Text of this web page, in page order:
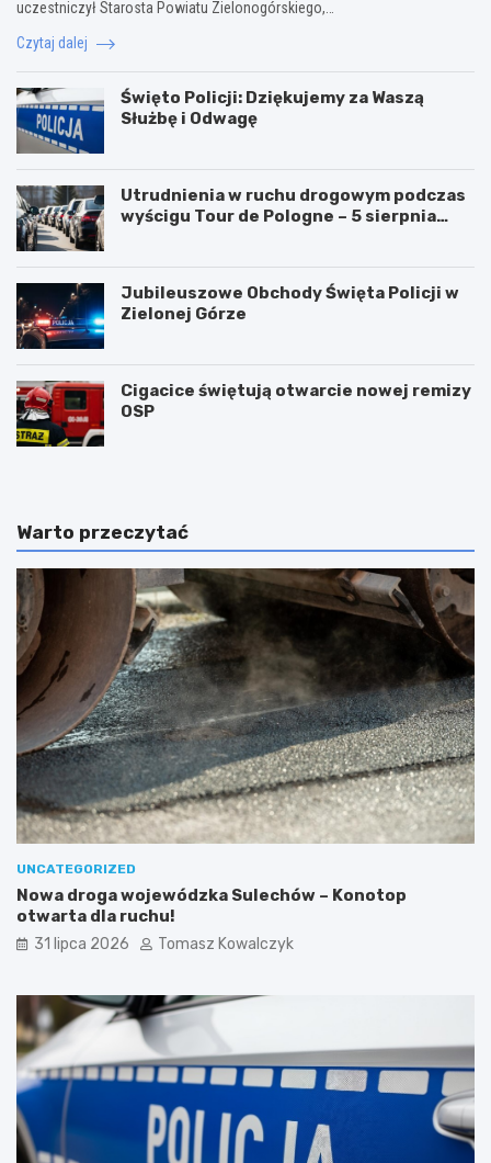
uczestniczył Starosta Powiatu Zielonogórskiego,…
Czytaj dalej
Święto Policji: Dziękujemy za Waszą
Służbę i Odwagę
Utrudnienia w ruchu drogowym podczas
wyścigu Tour de Pologne – 5 sierpnia
Jubileuszowe Obchody Święta Policji w
Zielonej Górze
Cigacice świętują otwarcie nowej remizy
OSP
Warto przeczytać
UNCATEGORIZED
Nowa droga wojewódzka Sulechów – Konotop
otwarta dla ruchu!
31 lipca 2026 Tomasz Kowalczyk